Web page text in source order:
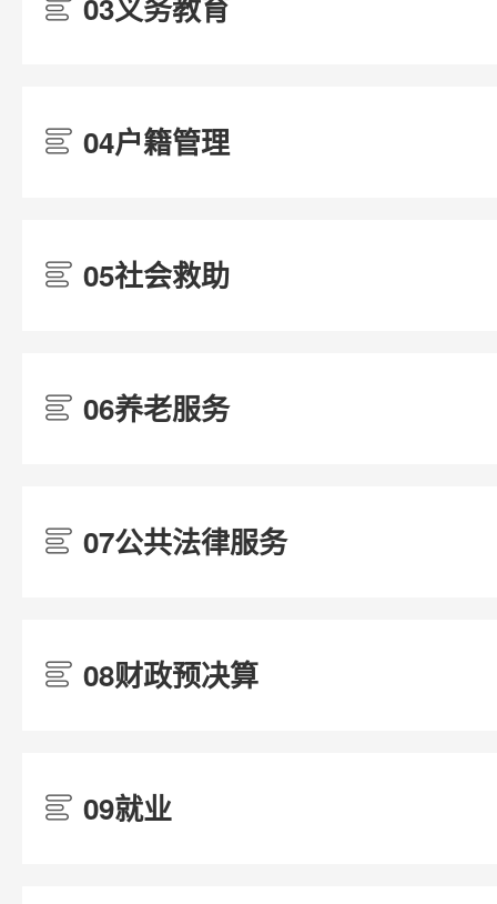
/ 03义务教育
/ 04户籍管理
/ 05社会救助
/ 06养老服务
/ 07公共法律服务
/ 08财政预决算
/ 09就业